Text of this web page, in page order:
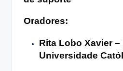
Oradores:
Rita Lobo Xavier
Universidade